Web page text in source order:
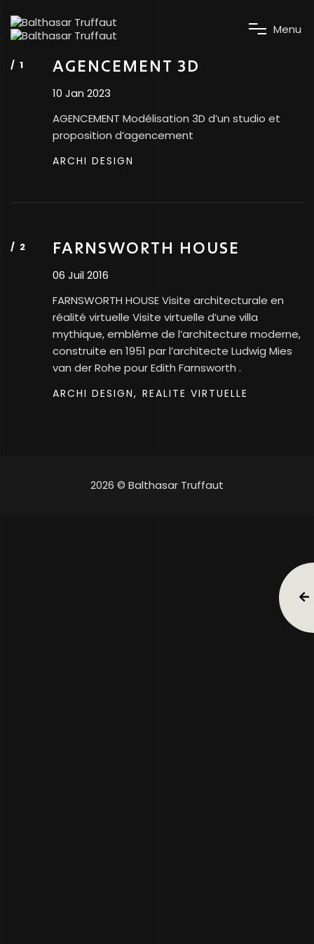
Menu
AGENCEMENT 3D
10 Jan 2023
AGENCEMENT Modélisation 3D d’un studio et
proposition d’agencement
ARCHI DESIGN
FARNSWORTH HOUSE
06 Juil 2016
FARNSWORTH HOUSE Visite architecturale en
réalité virtuelle Visite virtuelle d’une villa
mythique, emblème de l’architecture moderne,
construite en 1951 par l’architecte Ludwig Mies
van der Rohe pour Edith Farnsworth .
ARCHI DESIGN, REALITE VIRTUELLE
2026 © Balthasar Truffaut